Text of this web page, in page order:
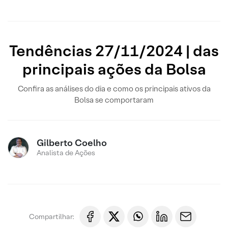
Tendências 27/11/2024 | das
principais ações da Bolsa
Confira as análises do dia e como os principais ativos da
Bolsa se comportaram
Gilberto Coelho
Analista de Ações
Compartilhar: